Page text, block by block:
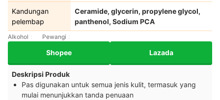
Kandungan
pelembap
Ceramide, glycerin, propylene glycol,
panthenol, Sodium PCA
Alkohol Pewangi
Shopee Lazada
Deskripsi Produk
Pas digunakan untuk semua jenis kulit, termasuk yang
mulai menunjukkan tanda penuaan